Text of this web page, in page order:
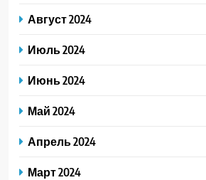
Август 2024
Июль 2024
Июнь 2024
Май 2024
Апрель 2024
Март 2024